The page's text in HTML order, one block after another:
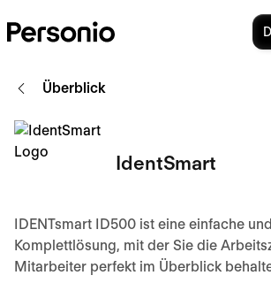
Überblick
IdentSmart
IDENTsmart ID500 ist eine einfache
Komplettlösung, mit der Sie die
Mitarbeiter perfekt im Überblick